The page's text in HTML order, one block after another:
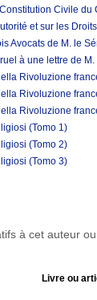
Civile du
et sur les
Avocats de M. le
à une lettre de
Rivoluzione
Rivoluzione
Rivoluzione
(Tomo 1)
(Tomo 2)
(Tomo 3)
à cet auteur
Livre ou